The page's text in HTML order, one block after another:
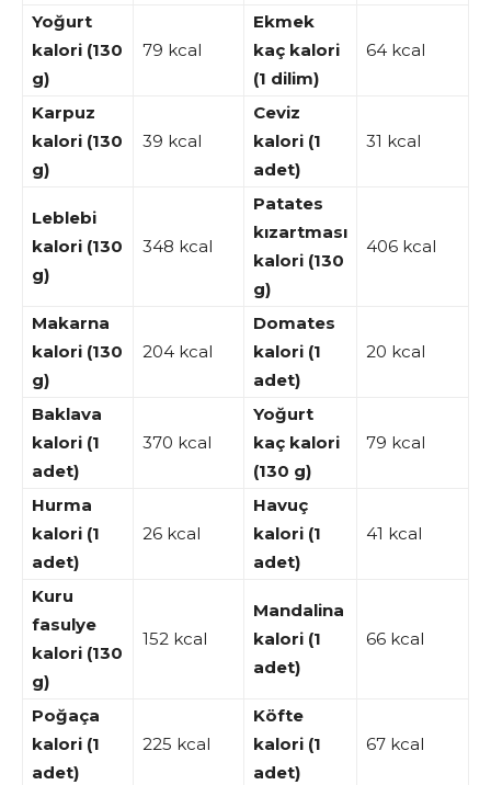
Yoğurt
kalori (130
g)
79 kcal
Ekmek
kaç kalori
(1 dilim)
64 kcal
Karpuz
kalori (130
g)
39 kcal
Ceviz
kalori (1
adet)
31 kcal
Leblebi
kalori (130
g)
348 kcal
Patates
kızartması
kalori (130
g)
406 kcal
Makarna
kalori (130
g)
204 kcal
Domates
kalori (1
adet)
20 kcal
Baklava
kalori (1
adet)
370 kcal
Yoğurt
kaç kalori
(130 g)
79 kcal
Hurma
kalori (1
adet)
26 kcal
Havuç
kalori (1
adet)
41 kcal
Kuru
fasulye
kalori (130
g)
152 kcal
Mandalina
kalori (1
adet)
66 kcal
Poğaça
kalori (1
adet)
225 kcal
Köfte
kalori (1
adet)
67 kcal